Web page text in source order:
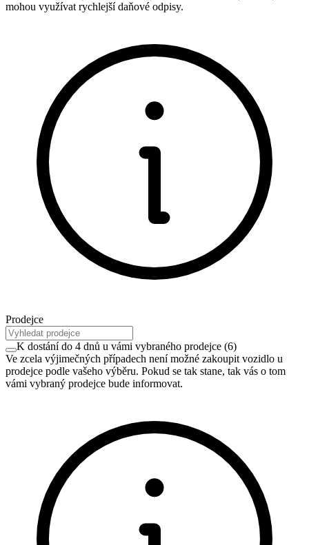
mohou využívat rychlejší daňové odpisy.
Prodejce
K dostání do 4 dnů u vámi vybraného prodejce (6)
Ve zcela výjimečných případech není možné zakoupit vozidlo u
prodejce podle vašeho výběru. Pokud se tak stane, tak vás o tom
vámi vybraný prodejce bude informovat.